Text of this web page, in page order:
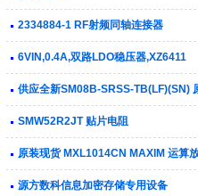
2334884-1 RF射频同轴连接器
6VIN,0.4A,双路LDO稳压器,XZ6411
供应全新SM08B-SRSS-TB(LF)(SN)
SMW52R2JT 贴片电阻
原装现货 MXL1014CN MAXIM 运算
源方数科信息加密存储专用设备